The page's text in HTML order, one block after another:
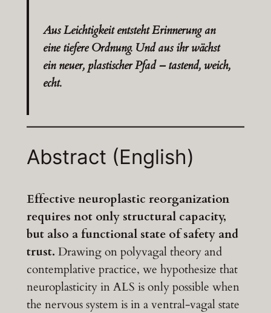
Aus Leichtigkeit entsteht Erinnerung an
eine tiefere Ordnung. Und aus ihr wächst
ein neuer, plastischer Pfad – tastend, weich,
echt.
Abstract (English)
Effective neuroplastic reorganization
requires not only structural capacity,
but also a functional state of safety and
trust. Drawing on polyvagal theory and
contemplative practice, we hypothesize that
neuroplasticity in ALS is only possible when
the nervous system is in a ventral-vagal state